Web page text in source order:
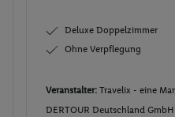
Deluxe Doppelzimmer
Ohne Verpflegung
Veranstalter: Travelix - eine
DERTOUR Deutschland GmbH